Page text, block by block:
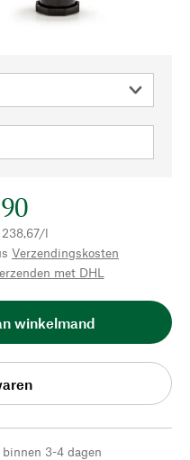
l
Verzendingskosten
met DHL
winkelmand
3-4 dagen